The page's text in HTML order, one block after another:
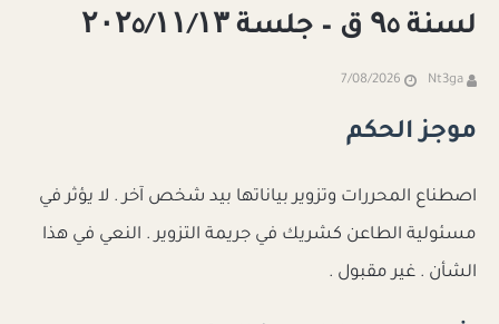
لسنة ۹٥ ق – جلسة ۲۰۲٥/۱۱/۱۳
Nt3ga
7/08/2026
موجز الحكم
اصطناع المحررات وتزوير بياناتها بيد شخص آخر . لا يؤثر في
مسئولية الطاعن كشريك في جريمة التزوير . النعي في هذا
الشأن . غير مقبول .